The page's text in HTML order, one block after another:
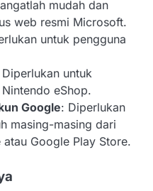
mudah dan
web resmi Microsoft.
untuk pengguna
Diperlukan untuk
eShop.
Google: Diperlukan
masing-masing dari
Google Play Store.